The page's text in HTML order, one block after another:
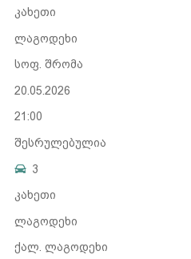
კახეთი
ლაგოდეხი
სოფ. შრომა
20.05.2026
21:00
შესრულებულია
3
კახეთი
ლაგოდეხი
ქალ. ლაგოდეხი